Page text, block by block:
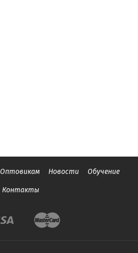
Оптовикам Новости Обучение
Контакты